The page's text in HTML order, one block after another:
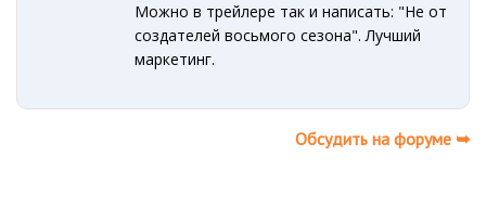
Можно в трейлере так и написать: "Не от
создателей восьмого сезона". Лучший
маркетинг.
Обсудить на форуме ➥